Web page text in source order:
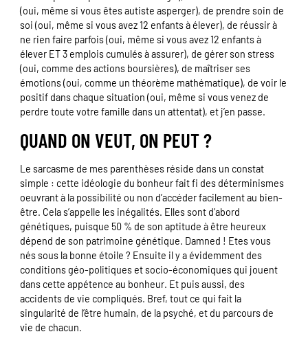
(oui, même si vous êtes autiste asperger), de prendre soin de
soi (oui, même si vous avez 12 enfants à élever), de réussir à
ne rien faire parfois (oui, même si vous avez 12 enfants à
élever ET 3 emplois cumulés à assurer), de gérer son stress
(oui, comme des actions boursières), de maîtriser ses
émotions (oui, comme un théorème mathématique), de voir le
positif dans chaque situation (oui, même si vous venez de
perdre toute votre famille dans un attentat), et j’en passe.
QUAND ON VEUT, ON PEUT ?
Le sarcasme de mes parenthèses réside dans un constat
simple : cette idéologie du bonheur fait fi des déterminismes
oeuvrant à la possibilité ou non d’accéder facilement au bien-
être. Cela s’appelle les inégalités. Elles sont d’abord
génétiques, puisque 50 % de son aptitude à être heureux
dépend de son patrimoine génétique. Damned ! Etes vous
nés sous la bonne étoile ? Ensuite il y a évidemment des
conditions géo-politiques et socio-économiques qui jouent
dans cette appétence au bonheur. Et puis aussi, des
accidents de vie compliqués. Bref, tout ce qui fait la
singularité de l’être humain, de la psyché, et du parcours de
vie de chacun.